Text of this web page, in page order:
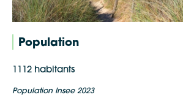
Population
1112 habitants
Population Insee 2023